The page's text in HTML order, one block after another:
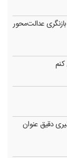
عدالت‌محور
دقیق عنوان